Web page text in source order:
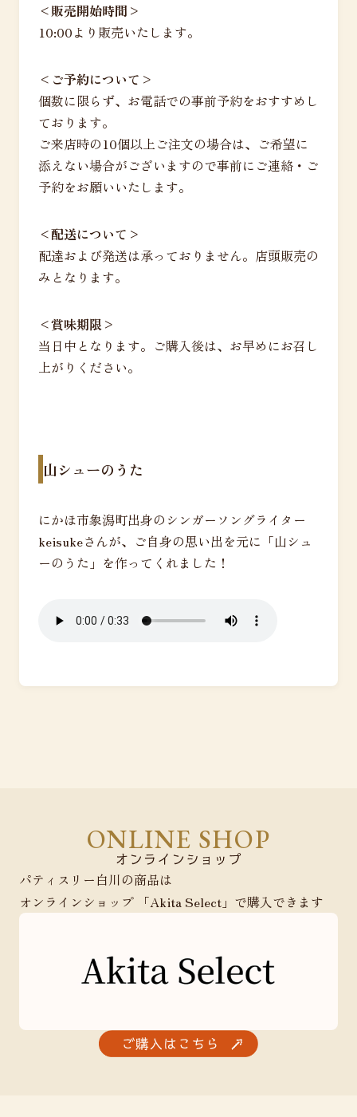
<販売開始時間>
10:00より販売いたします。
<ご予約について>
個数に限らず、お電話での事前予約をおすすめし
ております。
ご来店時の10個以上ご注文の場合は、ご希望に
添えない場合がございますので事前にご連絡・ご
予約をお願いいたします。
<配送について>
配達および発送は承っておりません。店頭販売の
みとなります。
<賞味期限>
当日中となります。ご購入後は、お早めにお召し
上がりください。
山シューのうた
にかほ市象潟町出身のシンガーソングライター
keisukeさんが、ご自身の思い出を元に「山シュ
ーのうた」を作ってくれました！
ONLINE SHOP
パティスリー白川の商品は
オンラインショップ 「Akita Select」で購入できます